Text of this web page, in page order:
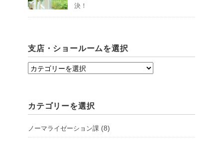
決！
支店・ショールームを選択
支
ョ
ル
カテゴリーを選択
ノーマライゼーション課 (8)